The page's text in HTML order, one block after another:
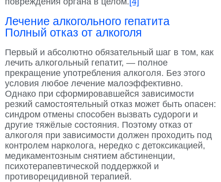
Лечение алкогольного гепатита
Полный отказ от алкоголя
Первый и абсолютно обязательный шаг в том, как
лечить алкогольный гепатит, — полное
прекращение употребления алкоголя. Без этого
условия любое лечение малоэффективно.
Однако при сформировавшейся зависимости
резкий самостоятельный отказ может быть опасен:
синдром отмены способен вызвать судороги и
другие тяжёлые состояния. Поэтому отказ от
алкоголя при зависимости должен проходить под
контролем нарколога, нередко с детоксикацией,
медикаментозным снятием абстиненции,
психотерапевтической поддержкой и
противорецидивной терапией.